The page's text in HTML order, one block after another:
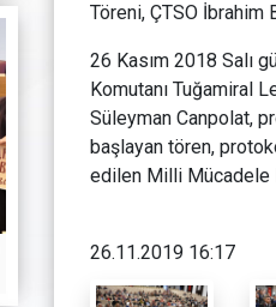
Töreni, ÇTSO
26 Kasım 2018 Salı
Komutanı Tuğamiral
Süleyman Canpolat,
başlayan tören,
edilen Milli Mücadele
26.11.2019 16:17